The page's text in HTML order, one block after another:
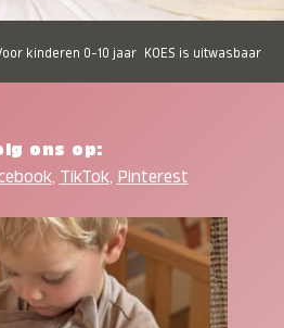
kinderen 0-10 jaar KOES is uitwasbaar
ons op:
, TikTok, Pinterest